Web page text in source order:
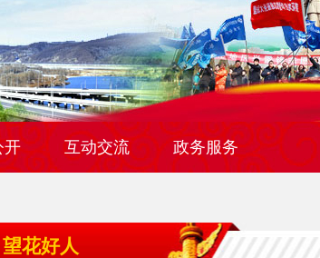
开 互动交流 政务服务
望花好人